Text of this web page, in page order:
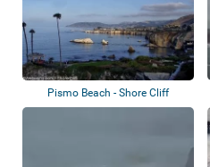
Pismo Beach - Shore Cliff